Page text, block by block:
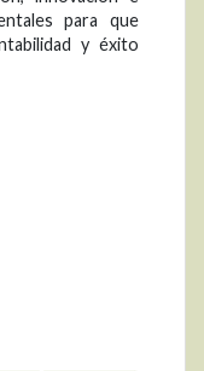
para que
y éxito